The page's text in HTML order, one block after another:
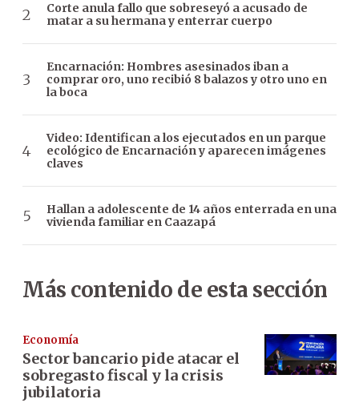
Corte anula fallo que sobreseyó a acusado de
matar a su hermana y enterrar cuerpo
Encarnación: Hombres asesinados iban a
comprar oro, uno recibió 8 balazos y otro uno en
la boca
Video: Identifican a los ejecutados en un parque
ecológico de Encarnación y aparecen imágenes
claves
Hallan a adolescente de 14 años enterrada en una
vivienda familiar en Caazapá
Más contenido de esta sección
Economía
Sector bancario pide atacar el
sobregasto fiscal y la crisis
jubilatoria